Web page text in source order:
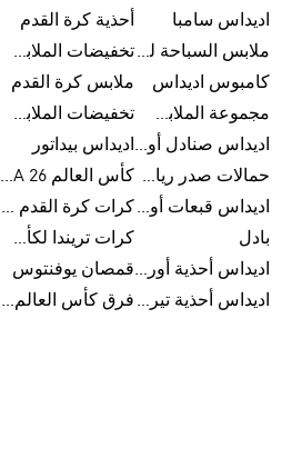
اديداس سامبا
أحذية كرة القدم
ملابس السباحة للرجال
تخفيضات الملابس الرياضية
كامبوس اديداس
ملابس كرة القدم
مجموعة الملابس الرياضية
تخفيضات الملابس للرجال
اديداس صنادل أورجينال للنساء اديداس بيداتور
حمالات صدر رياضية
كأس العالم FIFA 26™
اديداس قبعات أورجينال للرجال
كرات كرة القدم للرجال
بادل
كرات تريندا لكأس العالم FIFA 26™
اديداس أحذية أورجينال للرجالقمصان يوفنتوس
اديداس أحذية تيريكس
فرق كأس العالم FIFA 26™